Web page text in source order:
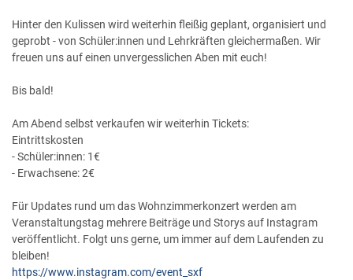
Hinter den Kulissen wird weiterhin fleißig geplant, organisiert und
geprobt - von Schüler:innen und Lehrkräften gleichermaßen. Wir
freuen uns auf einen unvergesslichen Aben mit euch!
Bis bald!
Am Abend selbst verkaufen wir weiterhin Tickets:
Eintrittskosten
- Schüler:innen: 1€
- Erwachsene: 2€
Für Updates rund um das Wohnzimmerkonzert werden am
Veranstaltungstag mehrere Beiträge und Storys auf Instagram
veröffentlicht. Folgt uns gerne, um immer auf dem Laufenden zu
bleiben!
https://www.instagram.com/event_sxf